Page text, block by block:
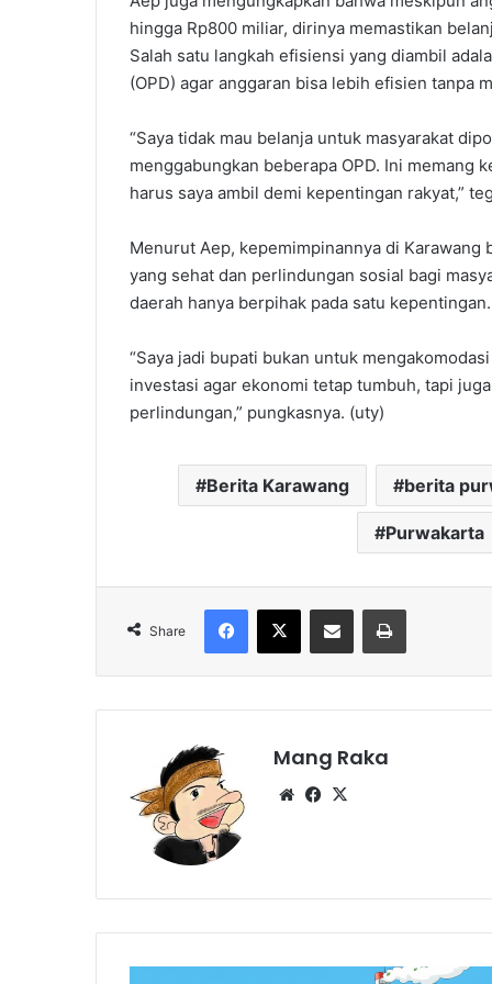
hingga Rp800 miliar, dirinya memastikan
Salah satu langkah efisiensi yang diambil
(OPD) agar anggaran bisa lebih efisien tanpa
“Saya tidak mau belanja untuk masyarakat
menggabungkan beberapa OPD. Ini memang
harus saya ambil demi kepentingan rakyat,”
Menurut Aep, kepemimpinannya di
yang sehat dan perlindungan sosial bagi
daerah hanya berpihak pada satu kepentingan.
“Saya jadi bupati bukan untuk
investasi agar ekonomi tetap tumbuh, tapi
perlindungan,” pungkasnya. (uty)
Berita Karawang berita
Purwakarta
Share
Facebook
X Share via Email Print
Mang Raka
WebsiteFacebook